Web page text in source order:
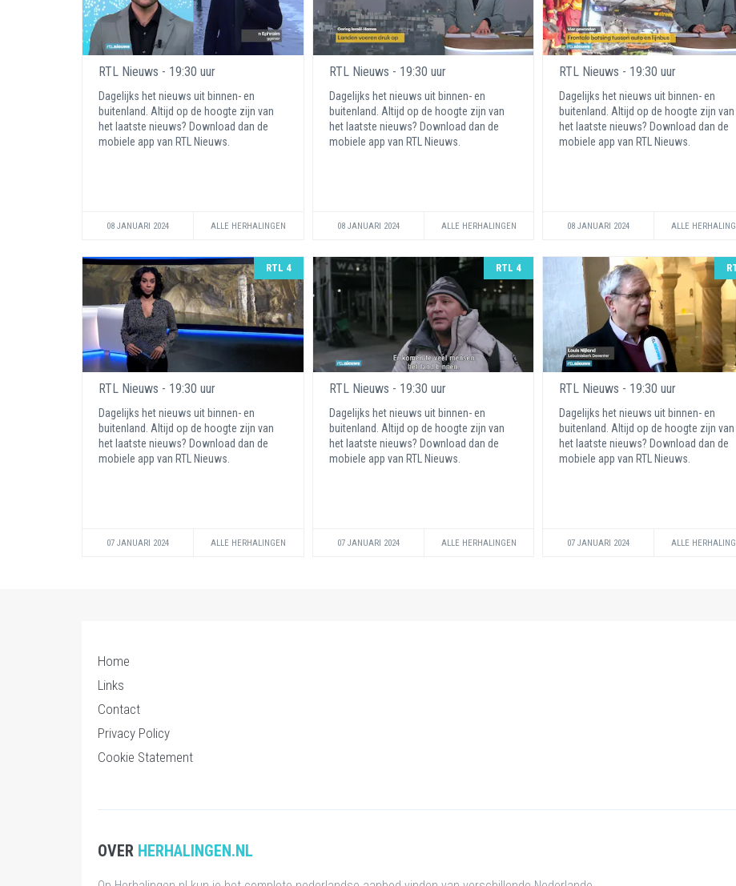
RTL Nieuws - 19:30 uur
Dagelijks het nieuws uit binnen- en
buitenland. Altijd op de hoogte zijn van
het laatste nieuws? Download dan de
mobiele app van RTL Nieuws.
08 JANUARI 2024 ALLE HERHALINGEN
RTL Nieuws - 19:30 uur
Dagelijks het nieuws uit binnen- en
buitenland. Altijd op de hoogte zijn van
het laatste nieuws? Download dan de
mobiele app van RTL Nieuws.
08 JANUARI 2024 ALLE HERHALINGEN
RTL Nieuws - 19:30 uur
Dagelijks het nieuws uit binnen- en
buitenland. Altijd op de hoogte zijn van
het laatste nieuws? Download dan de
mobiele app van RTL Nieuws.
08 JANUARI 2024 ALLE
RTL 4
RTL Nieuws - 19:30 uur
Dagelijks het nieuws uit binnen- en
buitenland. Altijd op de hoogte zijn van
het laatste nieuws? Download dan de
mobiele app van RTL Nieuws.
07 JANUARI 2024 ALLE HERHALINGEN
RTL 4
RTL Nieuws - 19:30 uur
Dagelijks het nieuws uit binnen- en
buitenland. Altijd op de hoogte zijn van
het laatste nieuws? Download dan de
mobiele app van RTL Nieuws.
07 JANUARI 2024 ALLE HERHALINGEN
RTL Nieuws - 19:30 uur
Dagelijks het nieuws uit binnen- en
buitenland. Altijd op de hoogte zijn van
het laatste nieuws? Download dan de
mobiele app van RTL Nieuws.
07 JANUARI 2024 ALLE
Home
Links
Contact
Privacy Policy
Cookie Statement
OVER HERHALINGEN.NL